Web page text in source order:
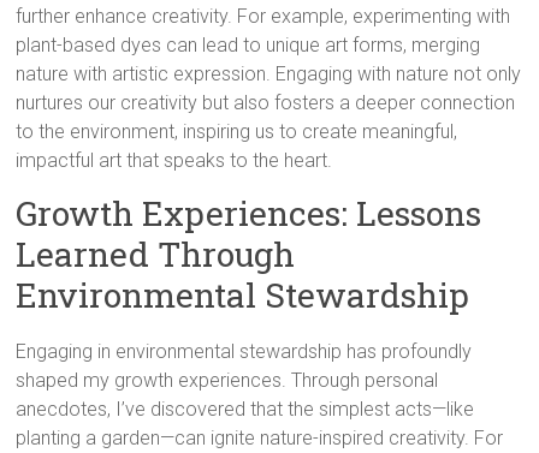
further enhance creativity. For example, experimenting with
plant-based dyes can lead to unique art forms, merging
nature with artistic expression. Engaging with nature not only
nurtures our creativity but also fosters a deeper connection
to the environment, inspiring us to create meaningful,
impactful art that speaks to the heart.
Growth Experiences: Lessons
Learned Through
Environmental Stewardship
Engaging in environmental stewardship has profoundly
shaped my growth experiences. Through personal
anecdotes, I’ve discovered that the simplest acts—like
planting a garden—can ignite nature-inspired creativity. For